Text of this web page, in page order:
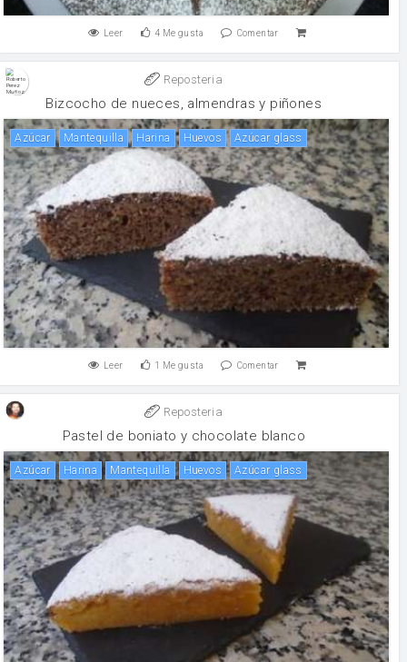
Leer 4 Me gusta Comentar
Reposteria
Bizcocho de nueces, almendras y piñones
Azúcar mantequilla harina huevos Azúcar glass
Leer 1 Me gusta Comentar
Reposteria
Pastel de boniato y chocolate blanco
Azúcar harina mantequilla huevos Azúcar glass